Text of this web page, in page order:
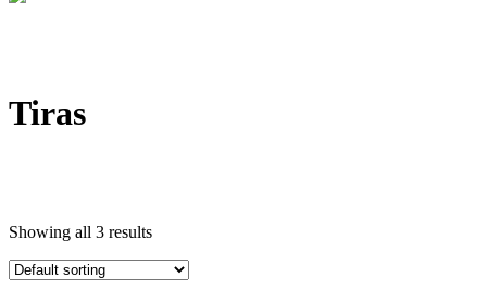
Tiras
Showing all 3 results